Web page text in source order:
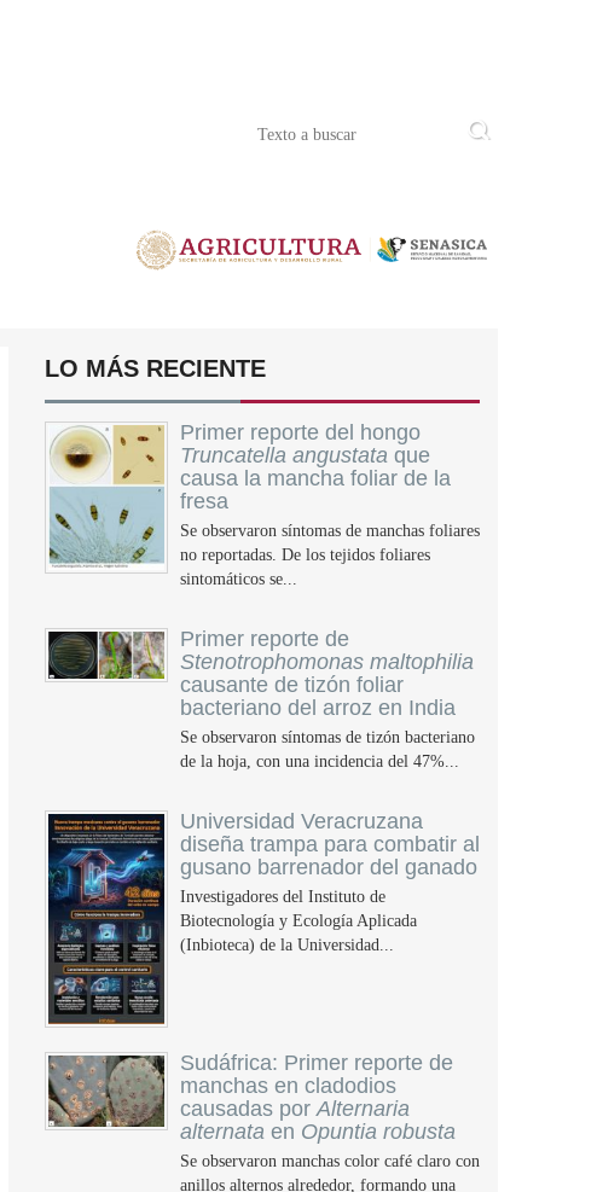
LO MÁS RECIENTE
Primer reporte del hongo
Truncatella angustata que
causa la mancha foliar de la
fresa
Se observaron síntomas de manchas foliares
no reportadas. De los tejidos foliares
sintomáticos se...
Primer reporte de
Stenotrophomonas maltophilia
causante de tizón foliar
bacteriano del arroz en India
Se observaron síntomas de tizón bacteriano
de la hoja, con una incidencia del 47%...
Universidad Veracruzana
diseña trampa para combatir al
gusano barrenador del ganado
Investigadores del Instituto de
Biotecnología y Ecología Aplicada
(Inbioteca) de la Universidad...
Sudáfrica: Primer reporte de
manchas en cladodios
causadas porAlternaria
alternata en Opuntia robusta
Se observaron manchas color café claro con
anillos alternos alrededor, formando una